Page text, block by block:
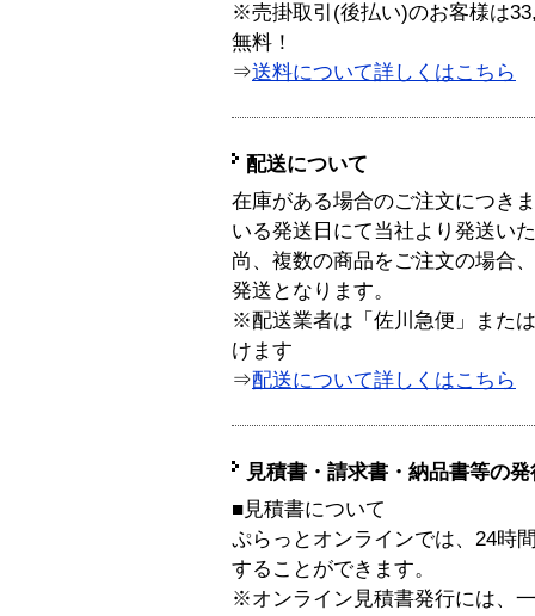
※売掛取引(後払い)のお客様は
無料！
⇒送料について詳しくはこちら
配送について
在庫がある場合のご注文につき
いる発送日にて当社より発送い
尚、複数の商品をご注文の場合
発送となります。
※配送業者は「佐川急便」また
けます
⇒配送について詳しくはこちら
見積書・請求書・納品書等の
■見積書について
ぷらっとオンラインでは、24時
することができます。
※オンライン見積書発行には、